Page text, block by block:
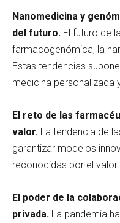
Nanomedicina y
del futuro. El futuro de
farmacogenómica, la
Estas tendencias
medicina personalizada
El reto de las
valor. La tendencia de
garantizar modelos
reconocidas por el
El poder de la
privada. La pandemia